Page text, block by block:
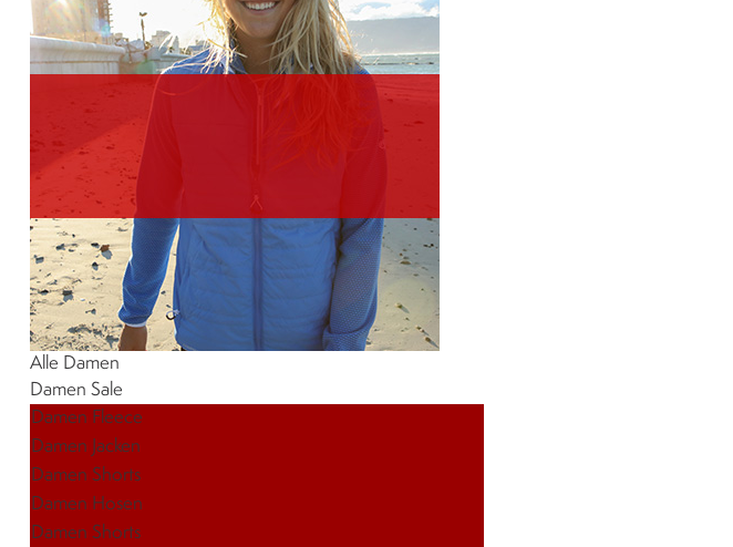
Alle Damen
Damen Sale
Damen Fleece
Damen Jacken
Damen Shorts
Damen Hosen
Damen Shorts